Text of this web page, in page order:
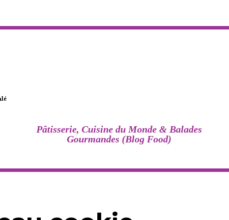
Pâtisserie, Cuisine du Monde & Balades
Gourmandes (Blog Food)